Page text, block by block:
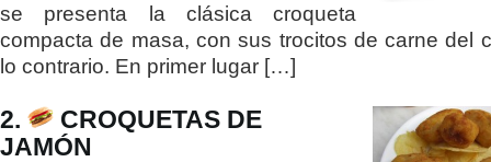
se presenta la clásica croqueta
compacta de masa, con sus trocitos de carne del
lo contrario. En primer lugar […]
2.
CROQUETAS DE
JAMÓN